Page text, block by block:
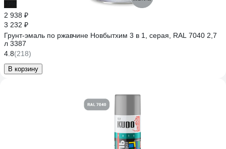
2 938 ₽
3 232 ₽
Грунт-эмаль по ржавчине Новбытхим 3 в 1, серая, RAL 7040 2,7
л 3387
4.8(218)
В корзину